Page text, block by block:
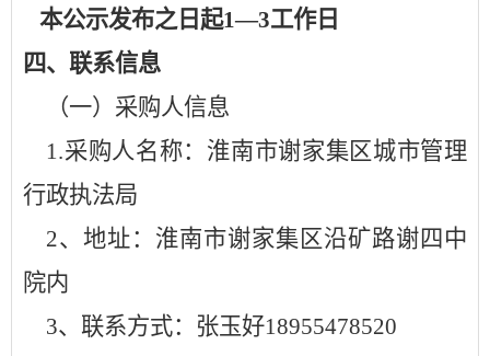
本公示发布之日起1—3工作日
四、 联系信息
（一）采购人信息
1.采购人名称：淮南市谢家集区城市管理
行政执法局
2、地址：淮南市谢家集区沿矿路谢四中
院内
3、 联系方式： 张玉好18955478520